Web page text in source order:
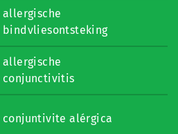
allergische
bindvliesontsteking
allergische
conjunctivitis
conjuntivite alérgica